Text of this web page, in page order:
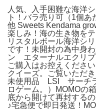
人気、入手困難な海洋
ト！バラ売り可（1個
他 Sweets Kendama
楽しみ！海の生き物を
リスタルボール海洋シ
です！未開封の為中身
ン エターナルエクリプ
ご購入はお控えくださ
クイーズ。ご覧いただ
未使用品 LSI サーチ
ロゲーム。）MOMOの
底から開けて再封する
♪宅急便で即日発送！